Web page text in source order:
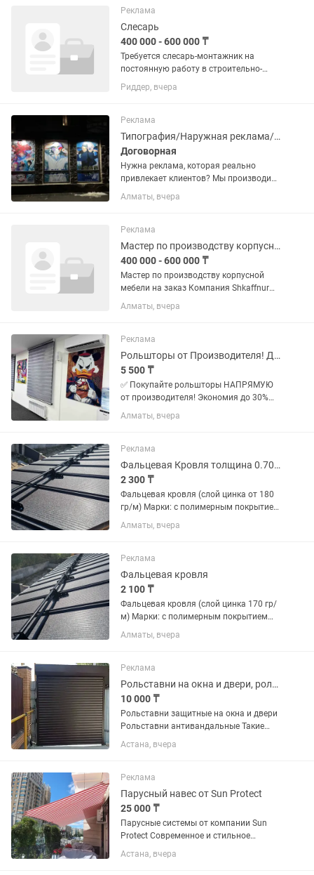
изготовление и монтаж
металлоконструкций, инженерная...
Реклама
Слесарь
400 000 - 600 000 ₸
Требуется слесарь-монтажник на
постоянную работу в строительно-
монтажную организацию. Работа на
промышленных площадках. Виды
изготовление и монтаж
металлоконструкций,...
Риддер, вчера
Реклама
Типография/Наружная реклама/Шелкография
Договорная
Нужна реклама, которая реально
привлекает клиентов? Мы производим
всё-от стильных визиток до
масштабных рекламных стендов и
оборудовании, гарантируем четкую...
Алматы, вчера
Реклама
Мастер по производству корпусной мебели
400 000 - 600 000 ₸
Мастер по производству корпусной
мебели на заказ Компания Shkaffnur
(20 лет на рынке) приглашает в
команду опытных мастеров по
вы хотите работать в стабильной...
Алматы, вчера
Реклама
Рольшторы от Производителя! Дешево! День-Ночь/Блэкаут Дуэт зебра
5 500 ₸
✅ Покупайте рольшторы НАПРЯМУЮ
от производителя! Экономия до 30%
без посредников. ✅ Собственное
производство в Казахстане: Полный
материалы (ткань, пластик,
алюминий),...
Алматы, вчера
Реклама
Фальцевая Кровля толщина 0.70мм
2 300 ₸
Фальцевая кровля (слой цинка от 180
гр/м) Марки: с полимерным покрытием
Толщина от 0,40 до 0,70мм Длина
листа от 1000см до 7 метров,
длину Ширина листа...
Алматы, вчера
Реклама
Фальцевая кровля
2 100 ₸
Фальцевая кровля (слой цинка 170 гр/
м) Марки: с полимерным покрытием
Толщина от 0,40 до 0,5 мм Длина листа
от 1000 см до 12 метров, возможно
листа 1100/1200...
Алматы, вчера
Реклама
Рольставни на окна и двери, ролеты, пол ставни
10 000 ₸
Рольставни защитные на окна и двери
Рольставни антивандальные Такие
системы защиты имеют большие
преимущества: - обеспечивают
окон и дверей; -эффективно
защищают...
Астана, вчера
Реклама
Парусный навес от Sun Protect
25 000 ₸
Парусные системы от компании Sun
Protect Современное и стильное
решение для кафе, ресторанов, террас
и частных домов. Наши парусные
Астана, вчера